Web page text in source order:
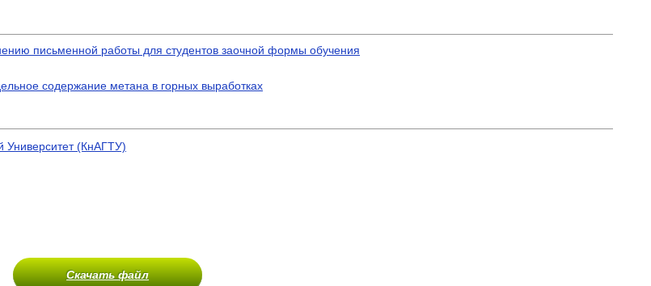
письменной работы для студентов заочной формы обучения
содержание метана в горных выработках
Университет (КнАГТУ)
Скачать файл